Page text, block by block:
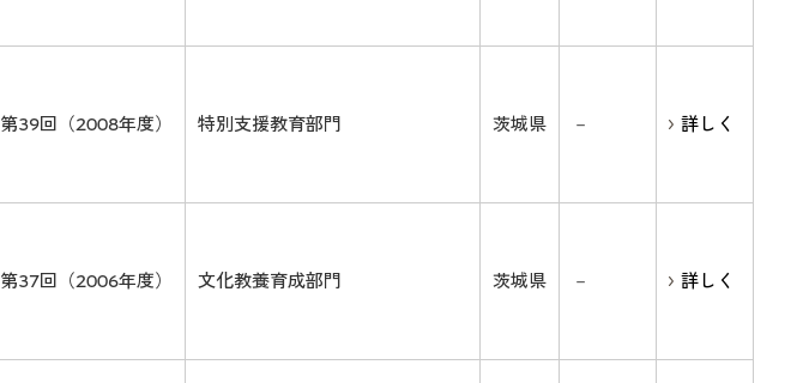
第39回（2008年度） 特別支援教育部門 茨城県 － 詳しく
第37回（2006年度） 文化教養育成部門 茨城県 － 詳しく